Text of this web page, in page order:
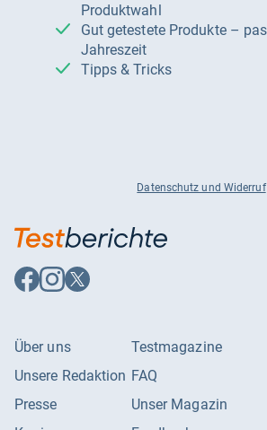
Produktwahl
Gut getestete Produkte – passend zur
Jahreszeit
Tipps & Tricks
Datenschutz und Widerruf
Auf
Facebook
Auf
Instagram
Auf
X
Über uns
Unsere Redaktion
Presse
Testmagazine
FAQ
Unser Magazin